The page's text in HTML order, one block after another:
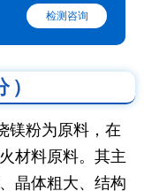
检测咨询
镁粉为原料，在
材料原料。其主
晶体粗大、结构